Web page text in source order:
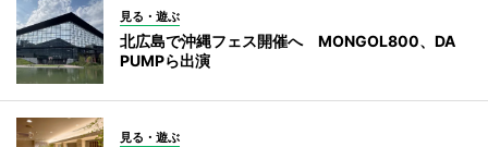
見る・遊ぶ
北広島で沖縄フェス開催へ MONGOL800、DA
PUMPら出演
見る・遊ぶ